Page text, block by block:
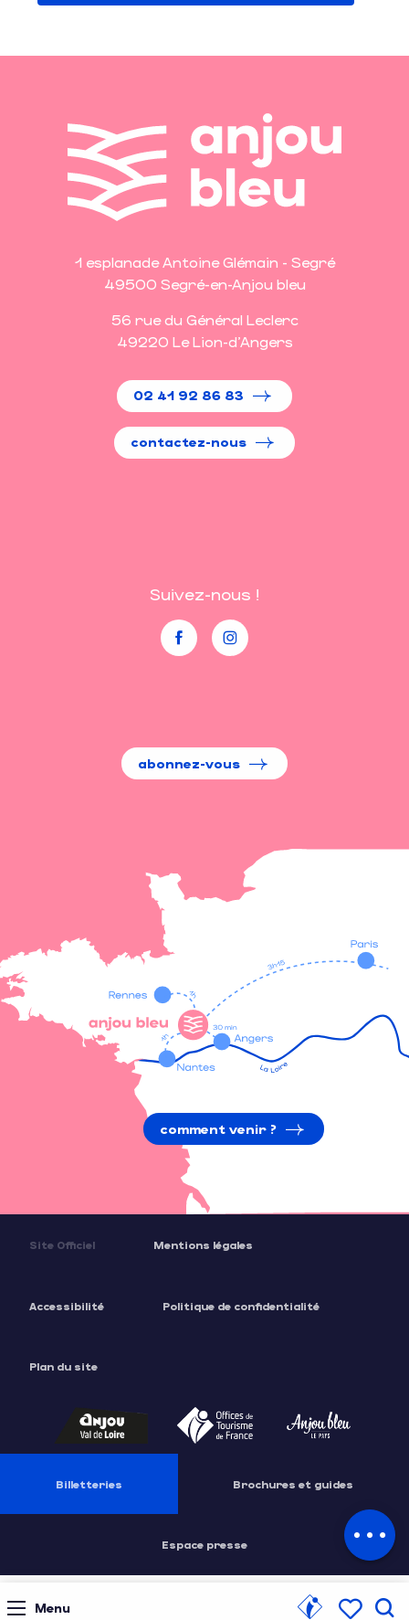
Menu
Description
Tarifs
1 esplanade Antoine Glémain - Segré
49500 Segré-en-Anjou bleu
56 rue du Général Leclerc
49220 Le Lion-d'Angers
02 41 92 86 83
contactez-nous
Suivez-nous !
abonnez-vous
comment venir ?
Site Officiel Mentions légales
Accessibilité Politique de confidentialité
Plan du site
Billetteries Brochures et guides
Espace presse